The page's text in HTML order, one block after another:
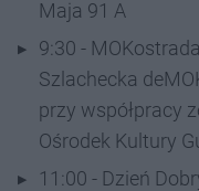
Maja 91 A
9:30 -
Szlachecka
przy współpracy
Ośrodek Kultury
11:00 - Dzień